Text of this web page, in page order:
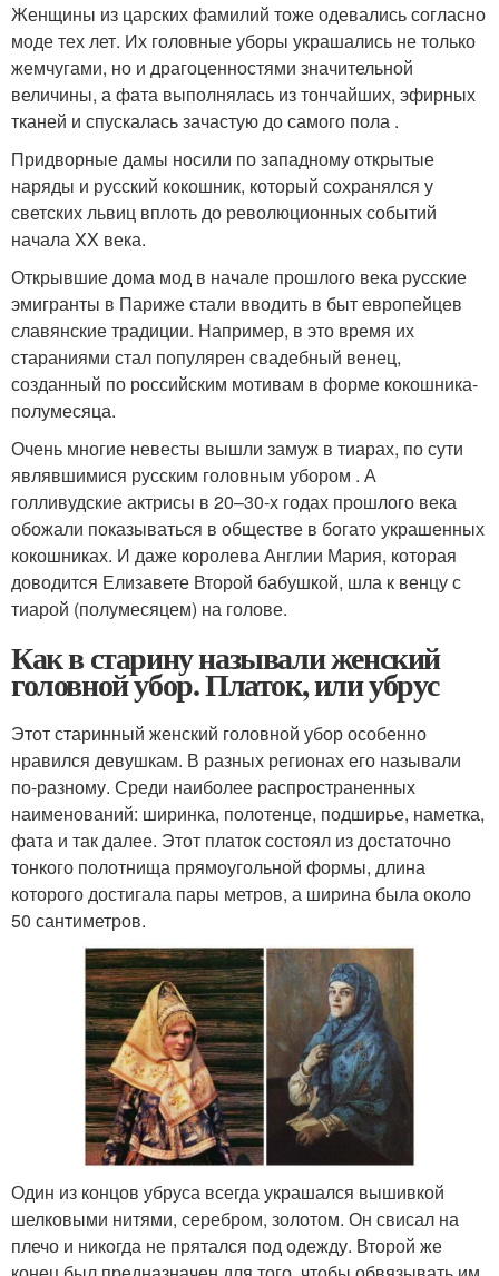
Женщины из царских фамилий тоже одевались согласно
моде тех лет. Их головные уборы украшались не только
жемчугами, но и драгоценностями значительной
величины, а фата выполнялась из тончайших, эфирных
тканей и спускалась зачастую до самого пола .
Придворные дамы носили по западному открытые
наряды и русский кокошник, который сохранялся у
светских львиц вплоть до революционных событий
начала XX века.
Открывшие дома мод в начале прошлого века русские
эмигранты в Париже стали вводить в быт европейцев
славянские традиции. Например, в это время их
стараниями стал популярен свадебный венец,
созданный по российским мотивам в форме кокошника-
полумесяца.
Очень многие невесты вышли замуж в тиарах, по сути
являвшимися русским головным убором . А
голливудские актрисы в 20–30-х годах прошлого века
обожали показываться в обществе в богато украшенных
кокошниках. И даже королева Англии Мария, которая
доводится Елизавете Второй бабушкой, шла к венцу с
тиарой (полумесяцем) на голове.
Как в старину называли женский
головной убор. Платок, или убрус
Этот старинный женский головной убор особенно
нравился девушкам. В разных регионах его называли
по-разному. Среди наиболее распространенных
наименований: ширинка, полотенце, подширье, наметка,
фата и так далее. Этот платок состоял из достаточно
тонкого полотнища прямоугольной формы, длина
которого достигала пары метров, а ширина была около
50 сантиметров.
Один из концов убруса всегда украшался вышивкой
шелковыми нитями, серебром, золотом. Он свисал на
плечо и никогда не прятался под одежду. Второй же